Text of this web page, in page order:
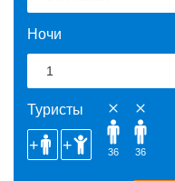
Ночи
Туристы
36 36